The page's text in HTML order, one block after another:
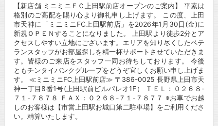
【新店舗 ミニミニＦＣ上田駅前店オープンのご案内】 平素は
格別のご高配を賜り心より御礼申し上げます。 この度、上田
市天神に「ミニミニFC上田駅前店」を2026年1月30日(金)に
新規ＯＰＥＮすることになりました。 上田駅より徒歩2分とア
クセスしやすい立地にございます。エリアを知り尽くしたベテ
ランスタッフがお部屋探しを精一杯サポートさせていただきま
す。皆様のご来店をスタッフ一同お待ちしております。 今後
ともチンタイバンクグループをどうぞ宜しくお願い申し上げま
す。 ≪ミニミニFC上田駅前店≫ 〒386-0025 長野県上田市天
神一丁目8番1号(上田駅前ビルパレオ1F） ＴＥＬ：０２６８-
７１-７８７８ ＦＡＸ：０２６８-７１-７８７７ ※お車でお越
しのお客様は【市営上田駅お城口第二駐車場】をご利用くださ
い。精算いたします。